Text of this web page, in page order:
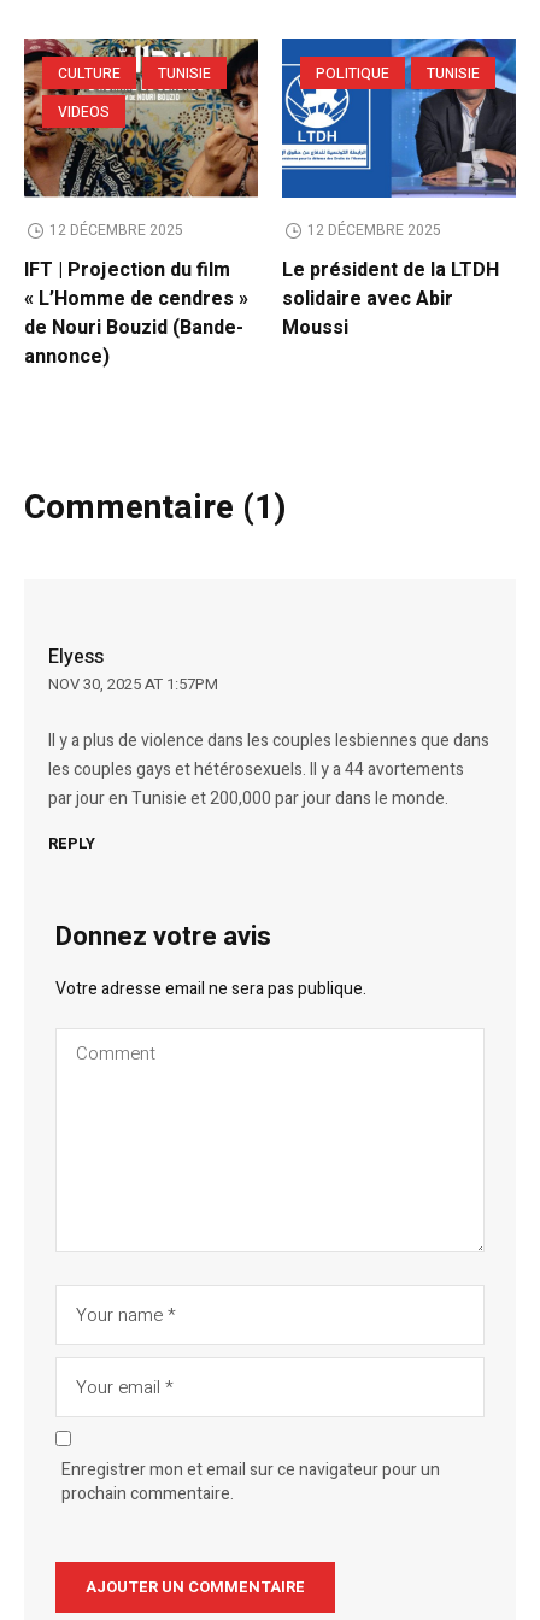
CULTURE
TUNISIE
VIDEOS
12 DÉCEMBRE 2025
IFT | Projection du film
« L’Homme de cendres »
de Nouri Bouzid (Bande-
annonce)
POLITIQUE TUNISIE
12 DÉCEMBRE 2025
Le président de la LTDH
solidaire avec Abir
Moussi
Commentaire (1)
Elyess
NOV 30, 2025 AT 1:57PM
Il y a plus de violence dans les couples lesbiennes que dans
les couples gays et hétérosexuels. Il y a 44 avortements
par jour en Tunisie et 200,000 par jour dans le monde.
REPLY
Donnez votre avis
Votre adresse email ne sera pas publique.
Enregistrer mon et email sur ce navigateur pour un
prochain commentaire.